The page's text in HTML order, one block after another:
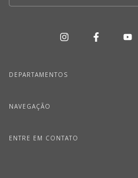
DEPARTAMENTOS
NAVEGAÇÃO
ENTRE EM CONTATO